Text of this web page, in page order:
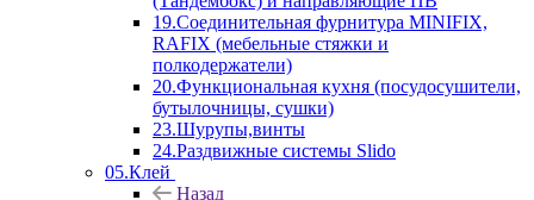
19.Соединительная фурнитура MINIFIX,
RAFIX (мебельные стяжки и
полкодержатели)
20.Функциональная кухня (посудосушители,
бутылочницы, сушки)
23.Шурупы,винты
24.Раздвижные системы Slido
05.Клей
Назад